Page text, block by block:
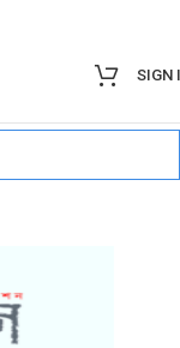
SIGN